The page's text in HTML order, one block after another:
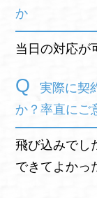
か
当日の対応が
実際に契
か？率直にご
飛び込みでし
できてよかっ